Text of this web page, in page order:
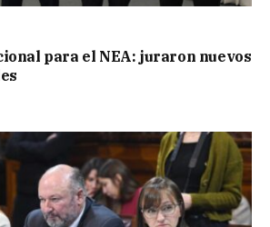
para el NEA: juraron nuevos